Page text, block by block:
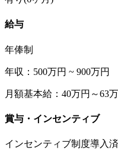
給与
年俸制
年収：500万円 ~ 900万円
月額基本給：40万円～63
賞与・インセンティブ
インセンティブ制度導入済